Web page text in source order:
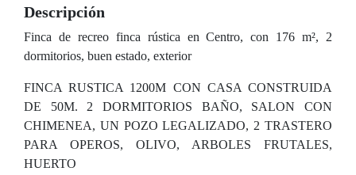
Descripción
Finca de recreo finca rústica en Centro, con 176 m², 2
dormitorios, buen estado, exterior
FINCA RUSTICA 1200M CON CASA CONSTRUIDA
DE 50M. 2 DORMITORIOS BAÑO, SALON CON
CHIMENEA, UN POZO LEGALIZADO, 2 TRASTERO
PARA OPEROS, OLIVO, ARBOLES FRUTALES,
HUERTO